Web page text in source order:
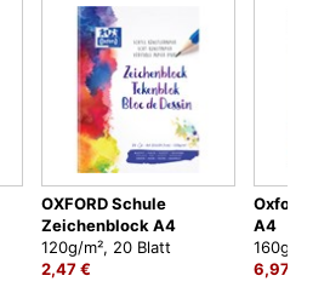
OXFORD Schule
Zeichenblock A4
120g/m², 20 Blatt
2,47 €
Oxford
A4
160g/m²,
6,97 €